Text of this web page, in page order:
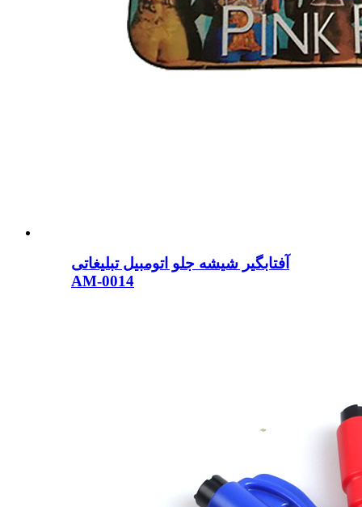
آفتابگیر شیشه جلو اتومبیل تبلیغاتی
AM-0014